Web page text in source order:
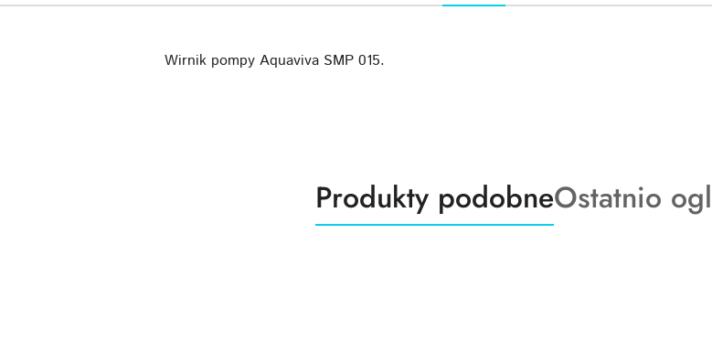
Wirnik pompy Aquaviva SMP 015.
Produkty
o
Produkty podobneProdukty
o
Ostatnio